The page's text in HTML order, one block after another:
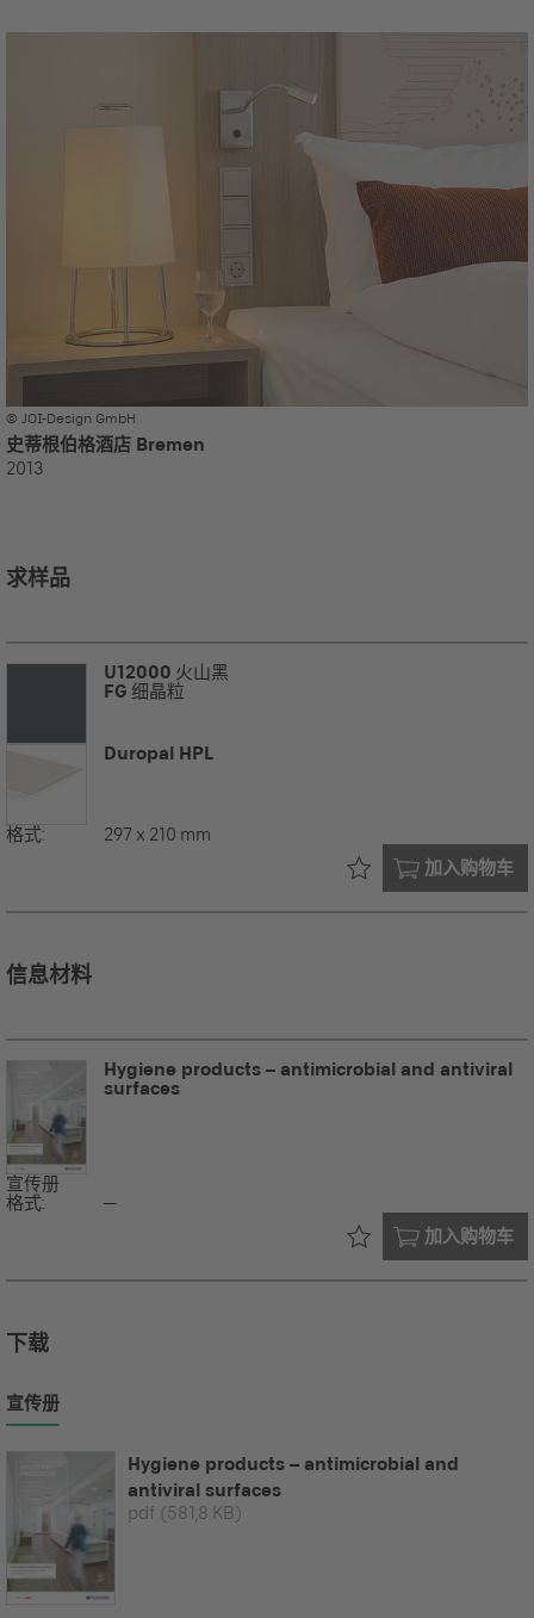
© JOI-Design GmbH
史蒂根伯格酒店 Bremen
2013
求样品
U12000 火山黑
FG 细晶粒
Duropal HPL
格式: 297 x 210 mm
加入购物车
已在您的
信息材料
Hygiene products – antimicrobial and antiviral
surfaces
宣传册
格式:
--
加入购物车
已在您的
下载
宣传册
Hygiene products – antimicrobial and
antiviral surfaces
pdf (581,8 KB)